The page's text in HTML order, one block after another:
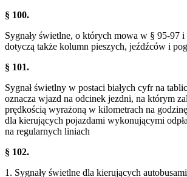
§ 100.
Sygnały świetlne, o których mowa w § 95-97
dotyczą także kolumn pieszych, jeźdźców i
§ 101.
Sygnał świetlny w postaci białych cyfr na
oznacza wjazd na odcinek jezdni, na którym
prędkością wyrażoną w kilometrach na
dla kierujących pojazdami wykonującymi
na regularnych liniach
§ 102.
1. Sygnały świetlne dla kierujących